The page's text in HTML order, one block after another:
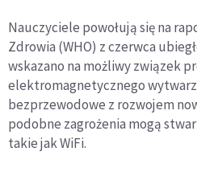
Nauczyciele powołują się na
Zdrowia (WHO) z czerwca
wskazano na możliwy związek
elektromagnetycznego
bezprzewodowe z rozwojem
podobne zagrożenia mogą
takie jak WiFi.